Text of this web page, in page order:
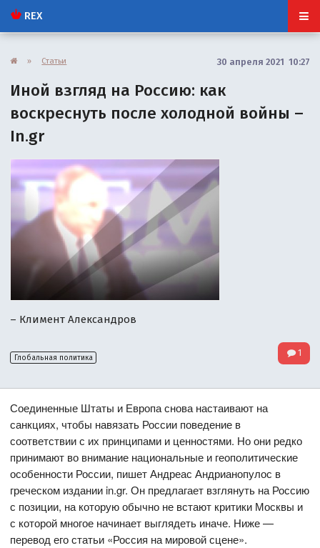
REX
» Статьи 30 апреля 2021 10:27
Иной взгляд на Россию: как
воскреснуть после холодной войны –
In.gr
– Климент Александров
Глобальная политика 1
Соединенные Штаты и Европа снова настаивают на
санкциях, чтобы навязать России поведение в
соответствии с их принципами и ценностями. Но они редко
принимают во внимание национальные и геополитические
особенности России, пишет Андреас Андрианопулос в
греческом издании in.gr. Он предлагает взглянуть на Россию
с позиции, на которую обычно не встают критики Москвы и
с которой многое начинает выглядеть иначе. Ниже —
перевод его статьи «Россия на мировой сцене».